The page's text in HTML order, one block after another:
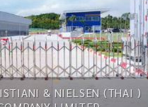
& NIELSEN (THAI )